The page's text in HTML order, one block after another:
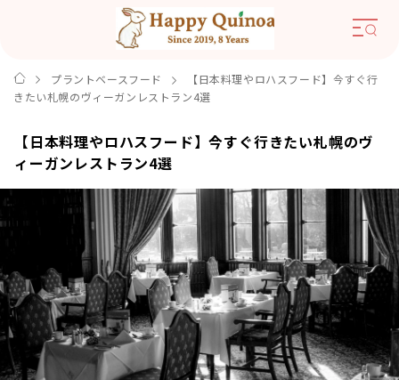
プラントベースフード
【日本料理やロハスフード】今すぐ行
きたい札幌のヴィーガンレストラン4選
【日本料理やロハスフード】今すぐ行きたい札幌のヴ
ィーガンレストラン4選